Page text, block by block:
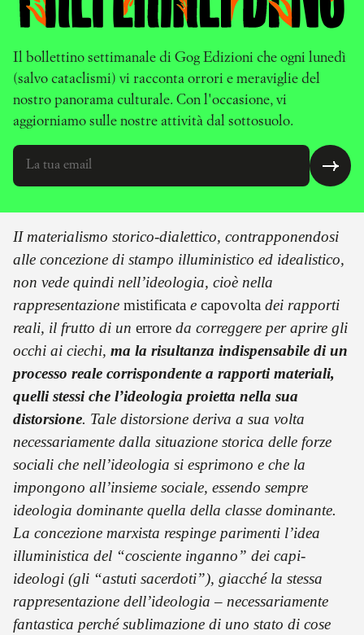
Il bollettino settimanale di Gog Edizioni che ogni lunedì
(salvo cataclismi) vi racconta orrori e meraviglie del
nostro panorama culturale. Con l'occasione, vi
aggiorniamo sulle nostre attività dal sottosuolo.
II materialismo storico-dialettico, contrapponendosi
alle concezione di stampo illuministico ed idealistico,
non vede quindi nell’ideologia, cioè nella
rappresentazione mistificata e capovolta dei rapporti
reali, il frutto di un errore da correggere per aprire gli
occhi ai ciechi, ma la risultanza indispensabile di un
processo reale corrispondente a rapporti materiali,
quelli stessi che l’ideologia proietta nella sua
distorsione. Tale distorsione deriva a sua volta
necessariamente dalla situazione storica delle forze
sociali che nell’ideologia si esprimono e che la
impongono all’insieme sociale, essendo sempre
ideologia dominante quella della classe dominante.
La concezione marxista respinge parimenti l’idea
illuministica del “cosciente inganno” dei capi-
ideologi (gli “astuti sacerdoti”), giacché la stessa
rappresentazione dell’ideologia – necessariamente
fantastica perché sublimazione di uno stato di cose